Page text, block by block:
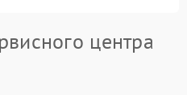
центра